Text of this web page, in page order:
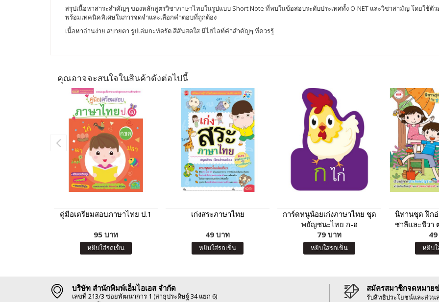
สรุปเนื้อหาสาระสำคัญๆ ของหลักสูตรวิชาภาษาไทยในรูปแบบ Short Note ที่พบในข้อสอบระดับประเทศทั้ง O-NET และวิชาสามัญ โดยใช้ตั
พร้อมเทคนิคพิเศษในการจดจำและเลือกคำตอบที่ถูกต้อง
เนื้อหาอ่านง่าย สบายตา รูปเล่มกะทัดรัด สีสันสดใส มีไฮไลท์คำสำคัญๆ ที่ควรรู้
คุณอาจจะสนใจในสินค้าดังต่อไปนี้
คู่มือเตรียมสอบภาษาไทย ป.1
95 บาท
หยิบใส่รถเข็น
เก่งสระภาษาไทย
49 บาท
หยิบใส่รถเข็น
การ์ดหนูน้อยเก่งภาษาไทย ชุด
พยัญชนะไทย ก-ฮ
79 บาท
หยิบใส่รถเข็น
นิทานชุด ฝึก
ชาลีและชีวา
หยิบใ
บริษัท สำนักพิมพ์เอ็มไอเอส จำกัด
เลขที่ 213/3 ซอยพัฒนาการ 1 (สาธุประดิษฐ์ 34 แยก 6)
สมัครสมาชิกจดหมาย
รับสิทธิประโยชน์และส่วน